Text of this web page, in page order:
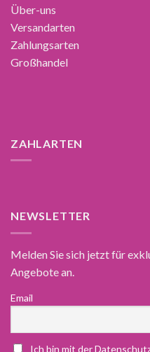
Über-uns
Versandarten
Zahlungsarten
Großhandel
ZAHLARTEN
NEWSLETTER
Melden Sie sich jetzt für
Angebote an.
Email
Ich bin mit der